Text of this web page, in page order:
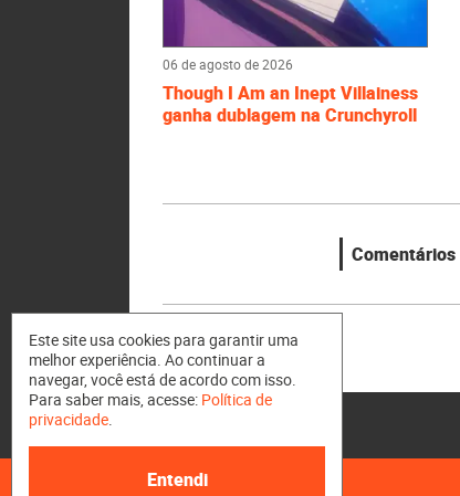
06 de agosto de 2026
Though I Am an Inept Villainess
ganha dublagem na Crunchyroll
Comentários
Este site usa cookies para garantir uma
melhor experiência. Ao continuar a
navegar, você está de acordo com isso.
Para saber mais, acesse: Política de
privacidade.
Entendi